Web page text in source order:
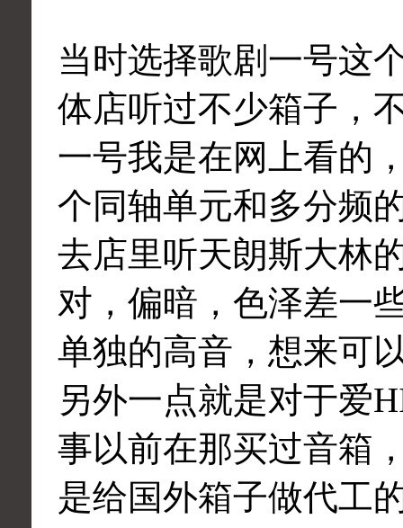
当时选择歌剧一号这
体店听过不少箱子，
一号我是在网上看的
个同轴单元和多分频
去店里听天朗斯大林
对，偏暗，色泽差一
单独的高音，想来可
另外一点就是对于爱
事以前在那买过音箱
是给国外箱子做代工